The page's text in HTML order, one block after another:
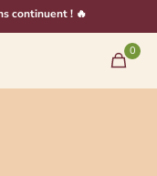
continuent ! 🔥
0